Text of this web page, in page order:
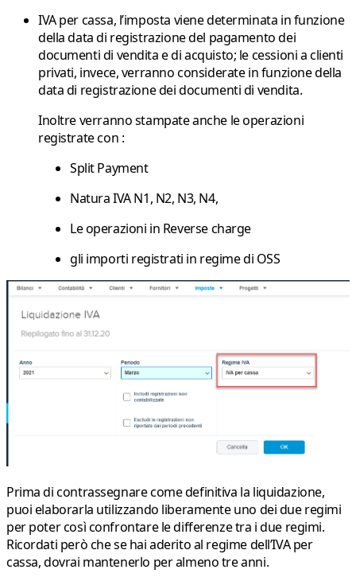
IVA per cassa, l’imposta viene determinata in funzione
della data di registrazione del pagamento dei
documenti di vendita e di acquisto; le cessioni a clienti
privati, invece, verranno considerate in funzione della
data di registrazione dei documenti di vendita.
Inoltre verranno stampate anche le operazioni
registrate con :
Split Payment
Natura IVA N1, N2, N3, N4,
Le operazioni in Reverse charge
gli importi registrati in regime di OSS
Prima di contrassegnare come definitiva la liquidazione,
puoi elaborarla utilizzando liberamente uno dei due regimi
per poter così confrontare le differenze tra i due regimi.
Ricordati però che se hai aderito al regime dell’IVA per
cassa, dovrai mantenerlo per almeno tre anni.